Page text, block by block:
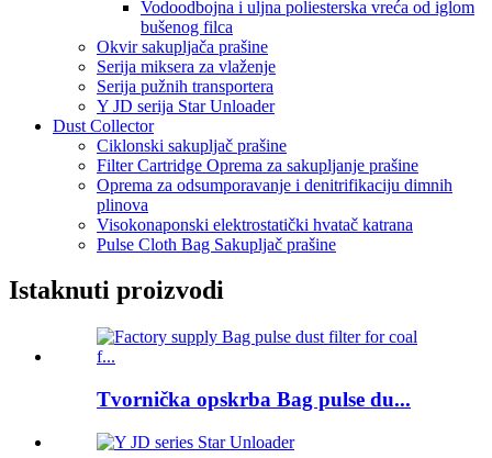
Vodoodbojna i uljna poliesterska vreća od iglom
bušenog filca
Okvir sakupljača prašine
Serija miksera za vlaženje
Serija pužnih transportera
Y JD serija Star Unloader
Dust Collector
Ciklonski sakupljač prašine
Filter Cartridge Oprema za sakupljanje prašine
Oprema za odsumporavanje i denitrifikaciju dimnih
plinova
Visokonaponski elektrostatički hvatač katrana
Pulse Cloth Bag Sakupljač prašine
Istaknuti proizvodi
Tvornička opskrba Bag pulse du...